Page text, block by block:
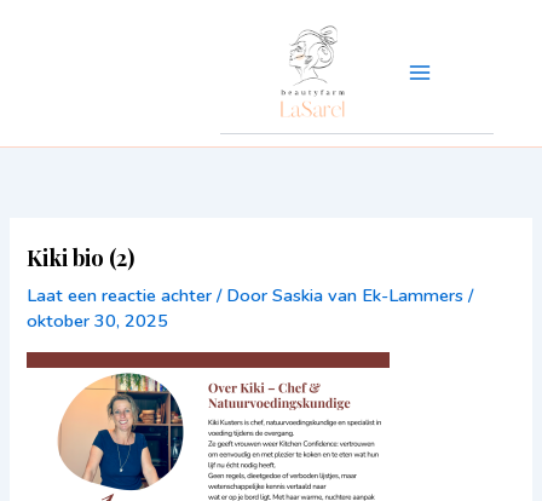
Kiki bio (2)
Laat een reactie achter / DoorSaskia van Ek-Lammers/
oktober 30, 2025